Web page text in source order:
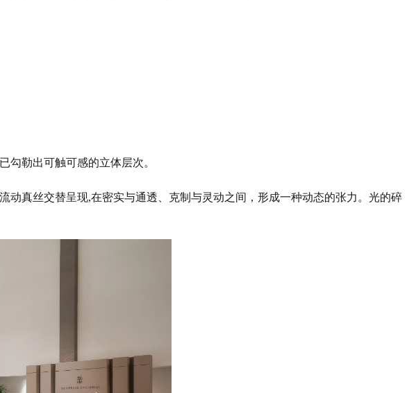
勾勒出可触可感的立体层次。
真丝交替呈现,在密实与通透、克制与灵动之间，形成一种动态的张力。光的碎